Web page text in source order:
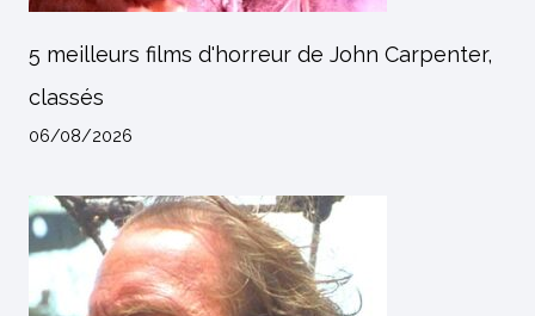
5 meilleurs films d'horreur de John Carpenter,
classés
06/08/2026